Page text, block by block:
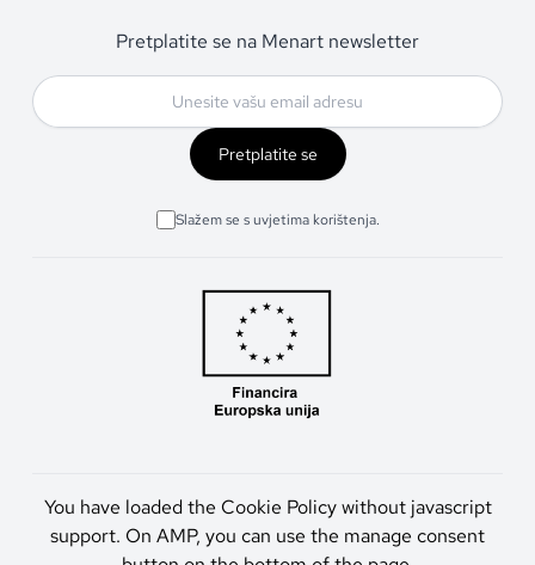
Pretplatite se na Menart newsletter
Pretplatite se
Slažem se s uvjetima korištenja.
You have loaded the Cookie Policy without javascript
support. On AMP, you can use the manage consent